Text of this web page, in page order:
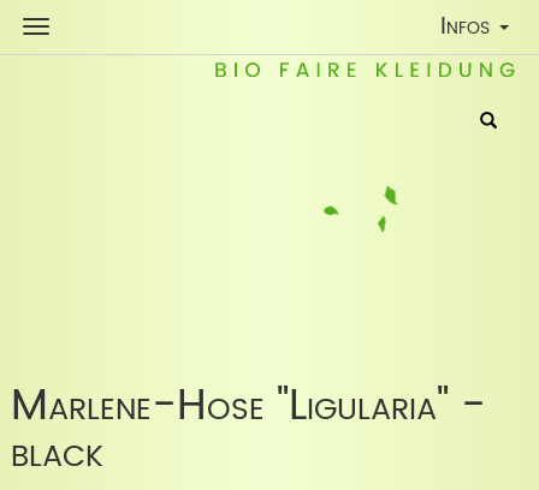
Toggle
Infos
Marlene-Hose "Ligularia" -
black